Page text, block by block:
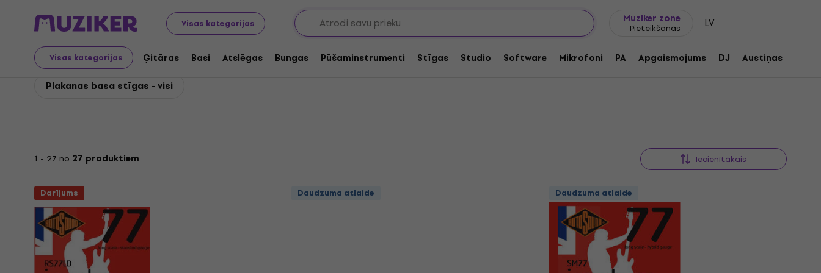
Visas kategorijas
Muziker zone
Pieteikšanās LV
Visas kategorijas Ģitāras Basi Atslēgas Bungas Pūšaminstrumenti Stīgas Studio Software Mikrofoni PA Apgaismojums DJ Austiņas
Rotosound Basi Stīgas basiem Rotosound Plakanas basa stīgas
Rotosound Plakanas basa stīgas
Plakanas basa stīgas - visi
1 - 27 no 27 produktiem Iecienītākais
Darījums Daudzuma atlaide Daudzuma atlaide